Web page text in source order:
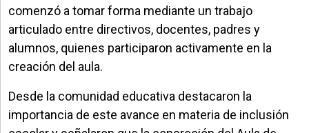
comenzó a tomar forma mediante un trabajo
articulado entre directivos, docentes, padres y
alumnos, quienes participaron activamente en la
creación del aula.
Desde la comunidad educativa destacaron la
importancia de este avance en materia de inclusión